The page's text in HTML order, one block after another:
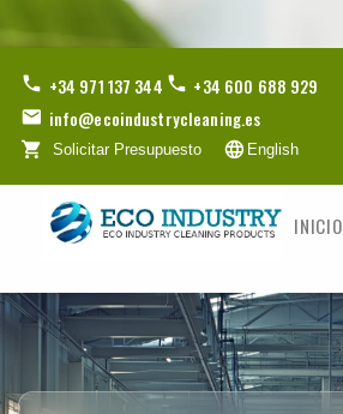
+34 971 137 344
+34 600 688 929
info@ecoindustrycleaning.es
Solicitar Presupuesto English
INICIO